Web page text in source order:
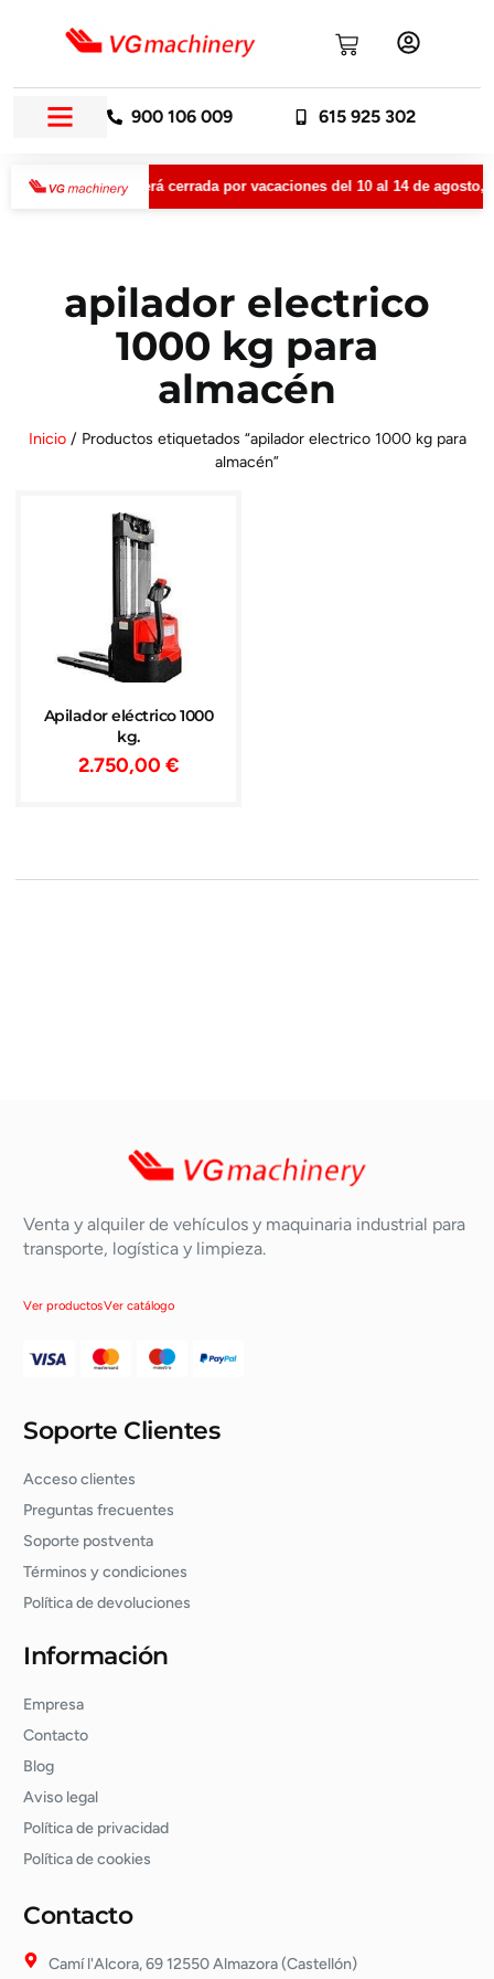
900 106 009 615 925 302
permanecerá cerrada por vacaciones del 10 al 14 de agosto,
apilador electrico
1000 kg para
almacén
Inicio/ Productos etiquetados “apilador electrico 1000 kg para
almacén”
Apilador eléctrico 1000
kg.
2.750,00 €
Venta y alquiler de vehículos y maquinaria industrial para
transporte, logística y limpieza.
Ver productosVer catálogo
Soporte Clientes
Acceso clientes
Preguntas frecuentes
Soporte postventa
Términos y condiciones
Política de devoluciones
Información
Empresa
Contacto
Blog
Aviso legal
Política de privacidad
Política de cookies
Contacto
Camí l'Alcora, 69 12550 Almazora (Castellón)